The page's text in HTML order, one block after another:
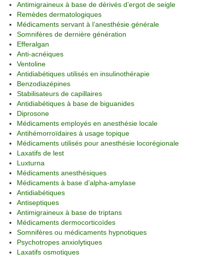
Antimigraineux à base de dérivés d’ergot de seigle
Remèdes dermatologiques
Médicaments servant à l’anesthésie générale
Somnifères de dernière génération
Efferalgan
Anti-acnéiques
Ventoline
Antidiabétiques utilisés en insulinothérapie
Benzodiazépines
Stabilisateurs de capillaires
Antidiabétiques à base de biguanides
Diprosone
Médicaments employés en anesthésie locale
Antihémorroïdaires à usage topique
Médicaments utilisés pour anesthésie locorégionale
Laxatifs de lest
Luxturna
Médicaments anesthésiques
Médicaments à base d’alpha-amylase
Antidiabétiques
Antiseptiques
Antimigraineux à base de triptans
Médicaments dermocorticoïdes
Somnifères ou médicaments hypnotiques
Psychotropes anxiolytiques
Laxatifs osmotiques